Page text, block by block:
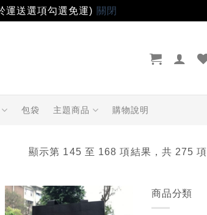
運送選項勾選免運) 關閉
包袋 主題商品 購物說明
顯示第 145 至 168 項結果，共 275 項
商品分類